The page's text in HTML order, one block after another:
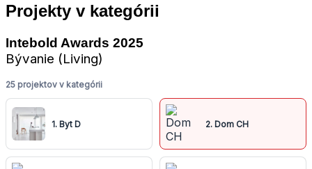
Projekty v kategórii
Intebold Awards 2025
Bývanie (Living)
25 projektov v kategórii
1. Byt D 2. Dom CH